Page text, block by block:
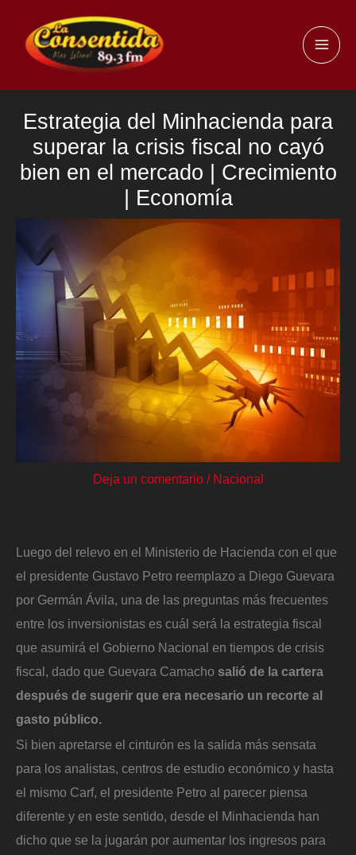
contenido
Estrategia del Minhacienda para
superar la crisis fiscal no cayó
bien en el mercado | Crecimiento
| Economía
Deja un comentario / Nacional
Luego del relevo en el Ministerio de Hacienda con el que
el presidente Gustavo Petro reemplazo a Diego Guevara
por Germán Ávila, una de las preguntas más frecuentes
entre los inversionistas es cuál será la estrategia fiscal
que asumirá el Gobierno Nacional en tiempos de crisis
fiscal, dado que Guevara Camacho salió de la cartera
después de sugerir que era necesario un recorte al
gasto público.
Si bien apretarse el cinturón es la salida más sensata
para los analistas, centros de estudio económico y hasta
el mismo Carf, el presidente Petro al parecer piensa
diferente y en este sentido, desde el Minhacienda han
dicho que se la jugarán por aumentar los ingresos para